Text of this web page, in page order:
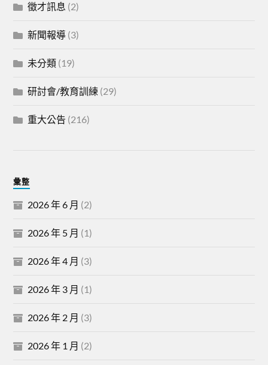
徵才訊息 (2)
新聞報導 (3)
未分類 (19)
研討會/教育訓練 (29)
重大公告 (216)
彙整
2026 年 6 月 (2)
2026 年 5 月 (1)
2026 年 4 月 (3)
2026 年 3 月 (1)
2026 年 2 月 (3)
2026 年 1 月 (2)